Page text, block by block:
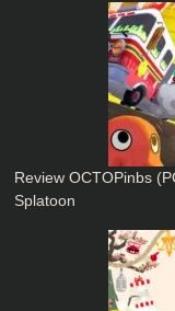
Review OCTOPinbs
Splatoon